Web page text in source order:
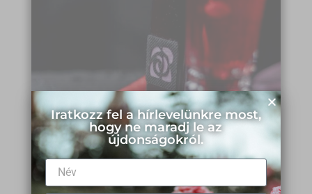
Iratkozz fel a hírlevelünkre most,
hogy ne maradj le az
újdonságokról.